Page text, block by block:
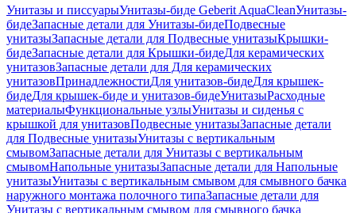
Унитазы и писсуарыУнитазы-биде Geberit AquaCleanУнитазы-
бидеЗапасные детали для Унитазы-бидеПодвесные
унитазыЗапасные детали для Подвесные унитазыКрышки-
бидеЗапасные детали для Крышки-бидеДля керамических
унитазовЗапасные детали для Для керамических
унитазовПринадлежностиДля унитазов-бидеДля крышек-
бидеДля крышек-биде и унитазов-бидеУнитазыРасходные
материалыФункциональные узлыУнитазы и сиденья с
крышкой для унитазовПодвесные унитазыЗапасные детали
для Подвесные унитазыУнитазы с вертикальным
смывомЗапасные детали для Унитазы с вертикальным
смывомНапольные унитазыЗапасные детали для Напольные
унитазыУнитазы с вертикальным смывом для смывного бачка
наружного монтажа полочного типаЗапасные детали для
Унитазы с вертикальным смывом для смывного бачка